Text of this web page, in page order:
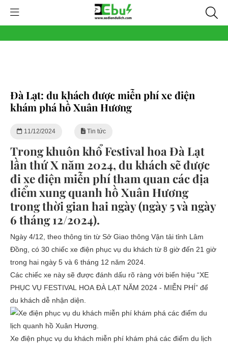
Đà Lạt: du khách được miễn phí xe điện
khám phá hồ Xuân Hương
11/12/2024 Tin tức
Trong khuôn khổ Festival hoa Đà Lạt
lần thứ X năm 2024, du khách sẽ được
đi xe điện miễn phí tham quan các địa
điểm xung quanh hồ Xuân Hương
trong thời gian hai ngày (ngày 5 và ngày
6 tháng 12/2024).
Ngày 4/12, theo thông tin từ Sở Giao thông Vận tải tỉnh Lâm
Đồng, có 30 chiếc xe điện phục vụ du khách từ 8 giờ đến 21 giờ
trong hai ngày 5 và 6 tháng 12 năm 2024.
Các chiếc xe này sẽ được đánh dấu rõ ràng với biển hiệu “XE
PHỤC VỤ FESTIVAL HOA ĐÀ LẠT NĂM 2024 - MIỄN PHÍ” để
du khách dễ nhận diện.
Xe điện phục vụ du khách miễn phí khám phá các điểm du lịch